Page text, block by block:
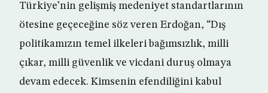
Türkiye’nin gelişmiş medeniyet standartlarının
ötesine geçeceğine söz veren Erdoğan, “Dış
politikamızın temel ilkeleri bağımsızlık, milli
çıkar, milli güvenlik ve vicdani duruş olmaya
devam edecek. Kimsenin efendiliğini kabul